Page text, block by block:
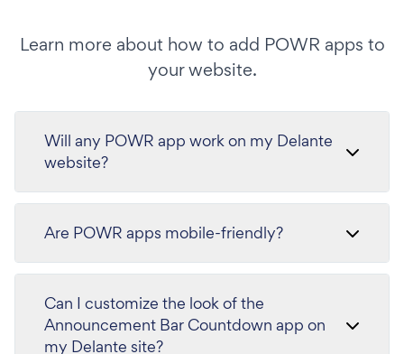
Learn more about how to add POWR apps to
your website.
Will any POWR app work on my Delante
website?
Are POWR apps mobile-friendly?
Can I customize the look of the
Announcement Bar Countdown app on
my Delante site?